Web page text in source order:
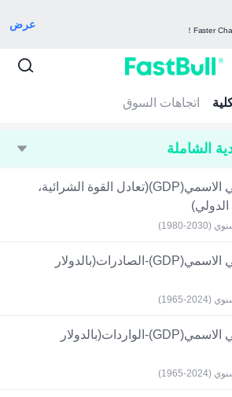
Faster عرض
اتجاهات السوق
الشاملة
الناتج المحلي الإجمالي الاسمي(GDP)(تعادل القوة الشرائية،
1980)
الناتج المحلي الإجمالي الاسمي(GDP)-الصادرات(بالدولار
1965)
الناتج المحلي الإجمالي الاسمي(GDP)-الواردات(بالدولار
1965)